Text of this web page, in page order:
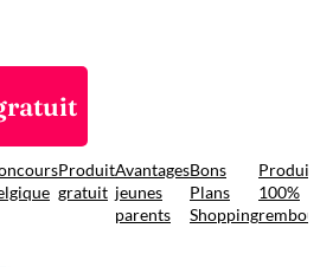
Produit
gratuit
Avantages
jeunes
parents
Bons
Plans
Shopping
Produit
100%